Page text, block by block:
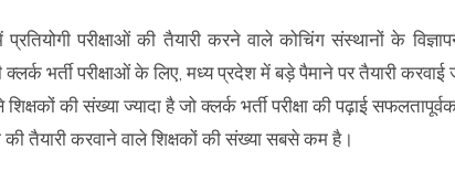
परीक्षाओं की तैयारी करने वाले कोचिंग संस्थानों के
भर्ती परीक्षाओं के लिए, मध्य प्रदेश में बड़े पैमाने पर तैयारी करवाई
शिक्षकों की संख्या ज्यादा है जो क्लर्क भर्ती परीक्षा की पढ़ाई
की तैयारी करवाने वाले शिक्षकों की संख्या सबसे कम है।